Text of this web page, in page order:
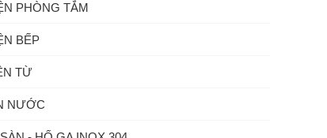
PHÒNG TẮM
BẾP
TỪ
NƯỚC